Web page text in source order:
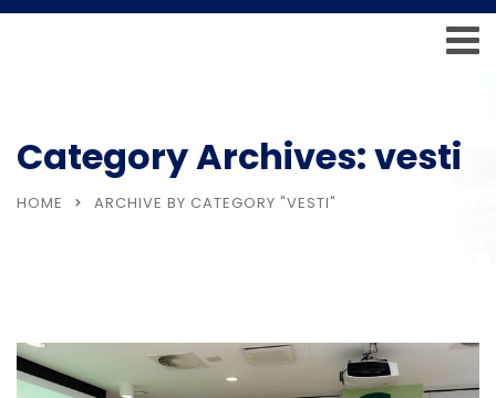
Category Archives: vesti
HOME ARCHIVE BY CATEGORY "VESTI"